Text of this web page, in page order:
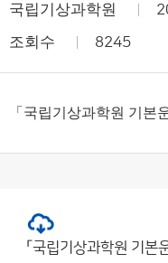
국립기상과학원
조회수 8245
「국립기상과학원 기본
「국립기상과학원 기본